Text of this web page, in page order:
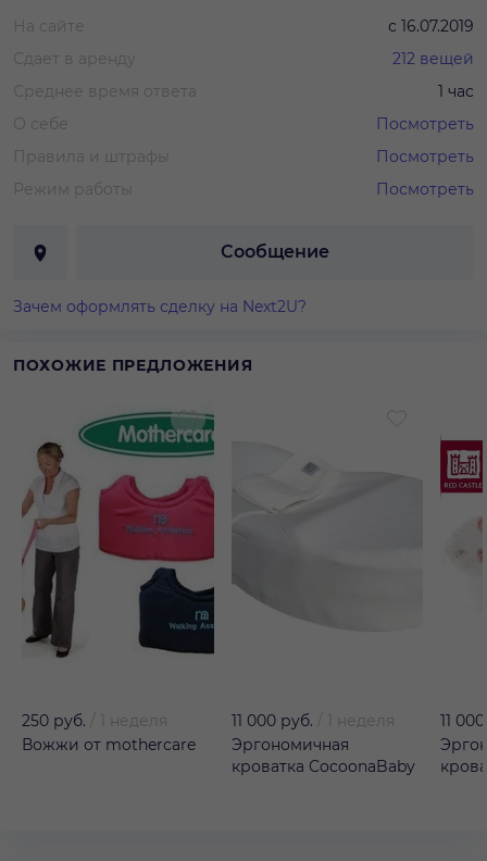
На сайте с 16.07.2019
Сдает в аренду
212 вещей
Среднее время ответа
1 час
О себе
Посмотреть
Правила и штрафы
Посмотреть
Режим работы
Посмотреть
Сообщение
Зачем оформлять сделку на Next2U?
ПОХОЖИЕ ПРЕДЛОЖЕНИЯ
250 руб.
1 неделя
Вожжи от mothercare
11 000 руб.
1 неделя
Эргономичная
кроватка CocoonаBaby
11